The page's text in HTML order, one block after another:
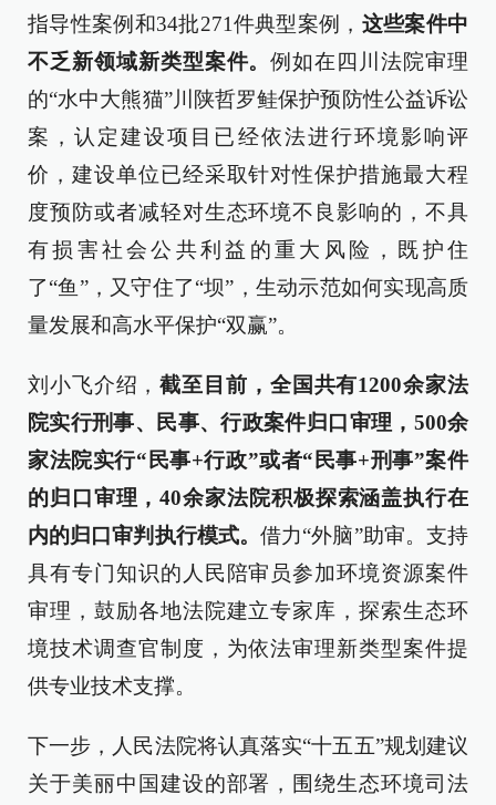
指导性案例和34批271件典型案例， 这些案件中
不乏新领域新类型案件。例如在四川法院审理
的“水中大熊猫”川陕哲罗鲑保护预防性公益诉讼
案，认定建设项目已经依法进行环境影响评
价，建设单位已经采取针对性保护措施最大程
度预防或者减轻对生态环境不良影响的，不具
有损害社会公共利益的重大风险，既护住
了“鱼”，又守住了“坝”，生动示范如何实现高质
量发展和高水平保护“双赢”。
刘小飞介绍，截至目前，全国共有1200余家法
院实行刑事、民事、行政案件归口审理，500余
家法院实行“民事+行政”或者“民事+刑事”案件
的归口审理，40余家法院积极探索涵盖执行在
内的归口审判执行模式。借力“外脑”助审。支持
具有专门知识的人民陪审员参加环境资源案件
审理，鼓励各地法院建立专家库，探索生态环
境技术调查官制度，为依法审理新类型案件提
供专业技术支撑。
下一步，人民法院将认真落实“十五五”规划建议
关于美丽中国建设的部署，围绕生态环境司法